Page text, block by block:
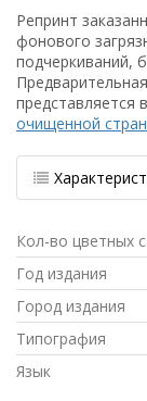
Репринт
фонового
подчеркиваний,
представляется
очищенной
Кол-во цветных
Год издания
Город издания
Типография
Язык